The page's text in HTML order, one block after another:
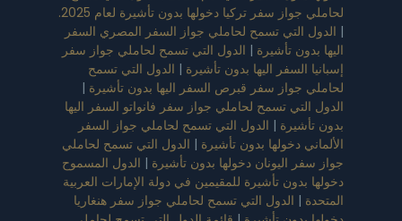
لحاملي جواز سفر تركيا دخولها بدون تأشيرة لعام 2025.
| الدول التي تسمح لحاملي جواز السفر المصري السفر
اليها بدون تأشيرة | الدول التي تسمح لحاملي جواز سفر
إسبانيا السفر اليها بدون تأشيرة | الدول التي تسمح
لحاملي جواز سفر قبرص السفر اليها بدون تأشيرة |
الدول التي تسمح لحاملي جواز سفر فانواتو السفر اليها
بدون تأشيرة | الدول التي تسمح لحاملي جواز السفر
الألماني دخولها بدون تأشيرة | الدول التي تسمح لحاملي
جواز سفر اليونان دخولها بدون تأشيرة | الدول المسموح
دخولها بدون تأشيرة للمقيمين في دولة الإمارات العربية
المتحدة | الدول التي تسمح لحاملي جواز سفر هنغاريا